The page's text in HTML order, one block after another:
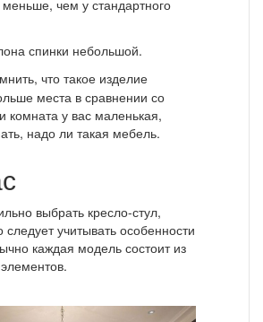
чем у стандартного
спинки небольшой.
что такое изделие
места в сравнении со
комната у вас маленькая,
надо ли такая мебель.
выбрать кресло-стул,
следует учитывать особенности
каждая модель состоит из